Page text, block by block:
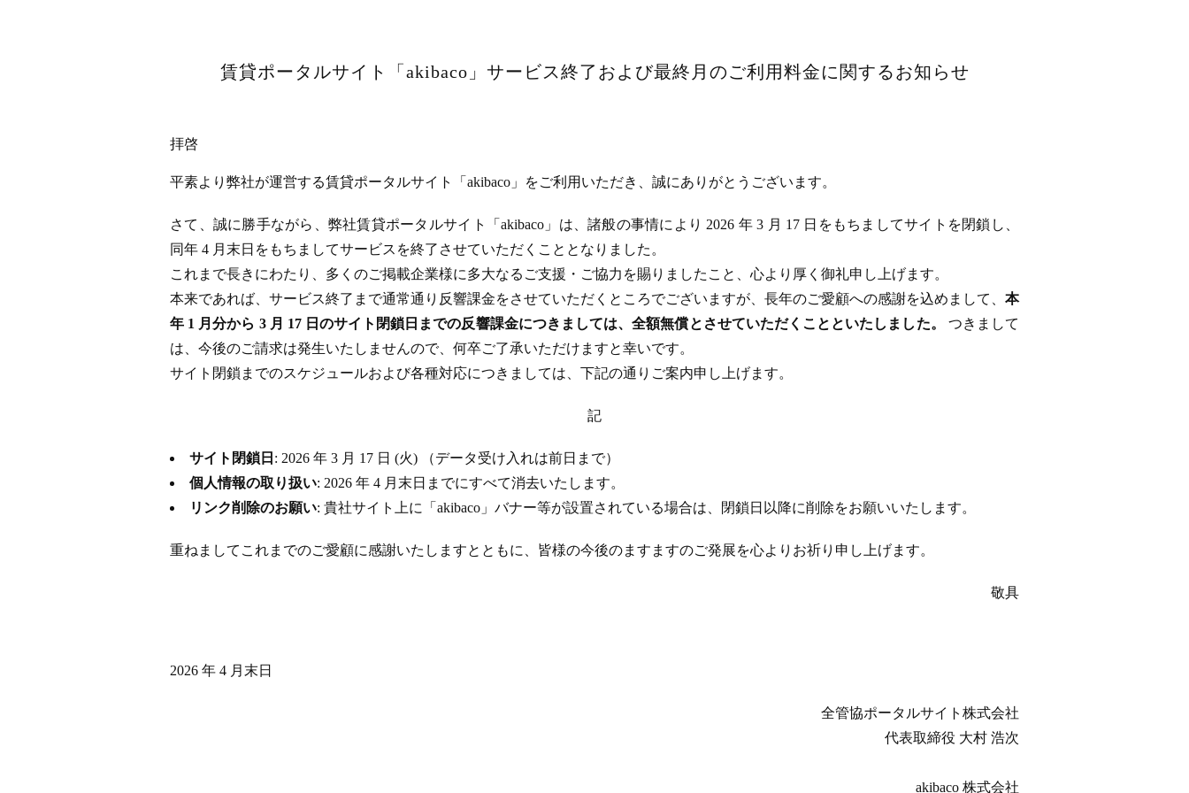
賃貸ポータルサイト「akibaco」サービス終了および最終月のご利用料金に関するお知らせ
拝啓
平素より弊社が運営する賃貸ポータルサイト「akibaco」をご利用いただき、誠にありがとうございます。
さて、誠に勝手ながら、弊社賃貸ポータルサイト「akibaco」は、諸般の事情により 2026 年 3 月 17 日をもちましてサイトを閉鎖し、
同年 4 月末日をもちましてサービスを終了させていただくこととなりました。
これまで長きにわたり、多くのご掲載企業様に多大なるご支援・ご協力を賜りましたこと、心より厚く御礼申し上げます。
本来であれば、サービス終了まで通常通り反響課金をさせていただくところでございますが、長年のご愛顧への感謝を込めまして、 本
年 1 月分から 3 月 17 日のサイト閉鎖日までの反響課金につきましては、全額無償とさせていただくことといたしました。 つきまして
は、今後のご請求は発生いたしませんので、何卒ご了承いただけますと幸いです。
サイト閉鎖までのスケジュールおよび各種対応につきましては、下記の通りご案内申し上げます。
記
サイト閉鎖日 : 2026 年 3 月 17 日 (火) （データ受け入れは前日まで）
個人情報の取り扱い: 2026 年 4 月末日までにすべて消去いたします。
リンク削除のお願い: 貴社サイト上に「akibaco」バナー等が設置されている場合は、閉鎖日以降に削除をお願いいたします。
重ねましてこれまでのご愛顧に感謝いたしますとともに、皆様の今後のますますのご発展を心よりお祈り申し上げます。
敬具
2026 年 4 月末日
全管協ポータルサイト株式会社
代表取締役 大村 浩次
akibaco 株式会社